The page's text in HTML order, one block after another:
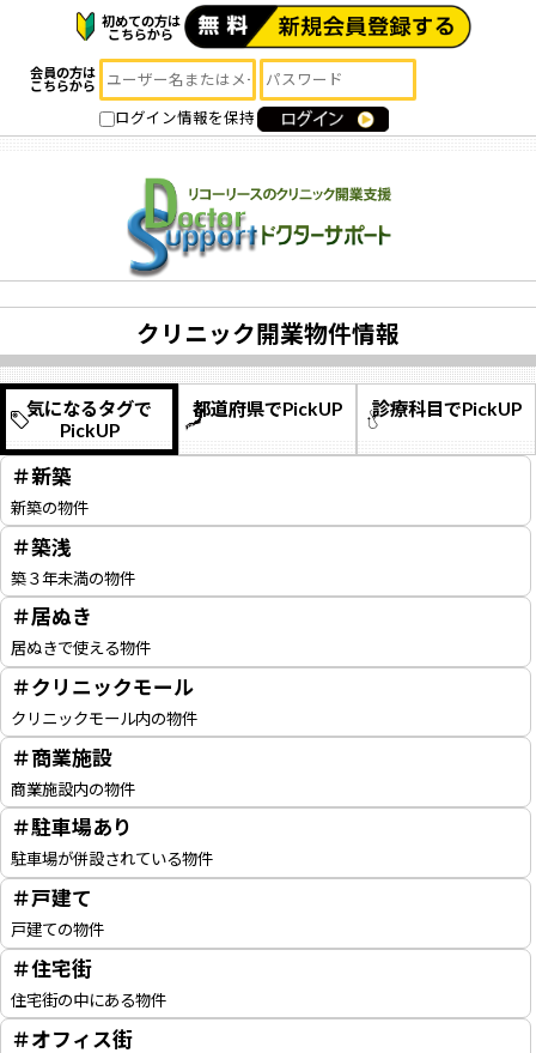
初めての方は
こちらから
会員の方は
こちらから
ログイン情報を保持
クリニック開業物件情報
気になるタグで
PickUP
都道府県でPickUP 診療科目でPickUP
＃新築
新築の物件
＃築浅
築３年未満の物件
＃居ぬき
居ぬきで使える物件
＃クリニックモール
クリニックモール内の物件
＃商業施設
商業施設内の物件
＃駐車場あり
駐車場が併設されている物件
＃戸建て
戸建ての物件
＃住宅街
住宅街の中にある物件
＃オフィス街